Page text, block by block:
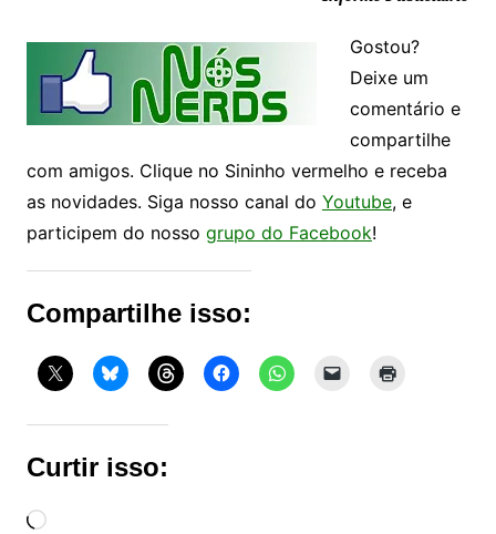
Gostou?
Deixe um
comentário e
compartilhe
com amigos. Clique no Sininho vermelho e receba
as novidades. Siga nosso canal do Youtube, e
participem do nosso grupo do Facebook!
Compartilhe isso:
Curtir isso:
Carregando...